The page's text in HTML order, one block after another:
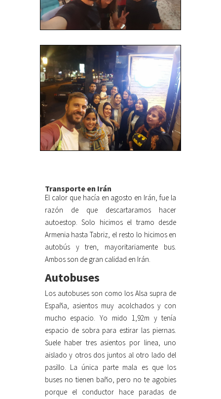
Transporte en Irán
El calor que hacía en agosto en Irán, fue la
razón de que descartaramos hacer
autoestop. Solo hicimos el tramo desde
Armenia hasta Tabriz, el resto lo hicimos en
autobús y tren, mayoritariamente bus.
Ambos son de gran calidad en Irán.
Autobuses
Los autobuses son como los Alsa supra de
España, asientos muy acolchados y con
mucho espacio. Yo mido 1,92m y tenía
espacio de sobra para estirar las piernas.
Suele haber tres asientos por linea, uno
aislado y otros dos juntos al otro lado del
pasillo. La única parte mala es que los
buses no tienen baño, pero no te agobies
porque el conductor hace paradas de